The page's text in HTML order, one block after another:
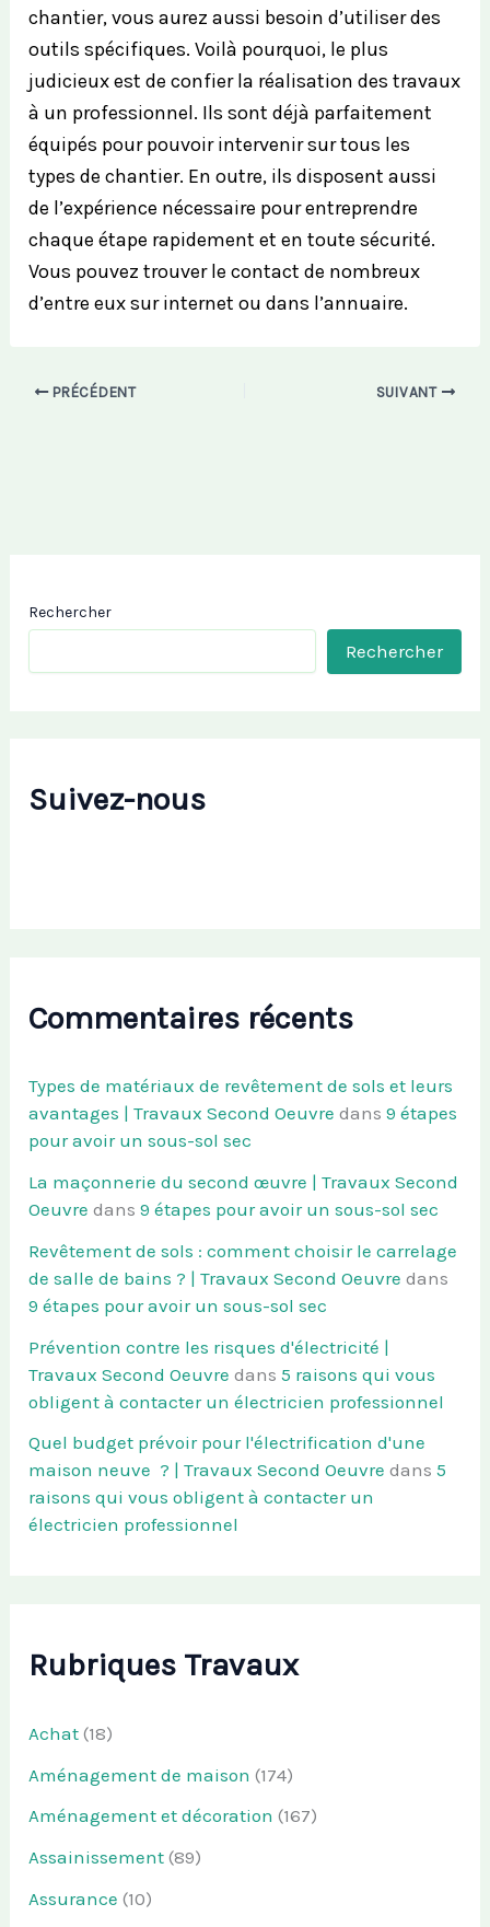
chantier, vous aurez aussi besoin d’utiliser des
outils spécifiques. Voilà pourquoi, le plus
judicieux est de confier la réalisation des travaux
à un professionnel. Ils sont déjà parfaitement
équipés pour pouvoir intervenir sur tous les
types de chantier. En outre, ils disposent aussi
de l’expérience nécessaire pour entreprendre
chaque étape rapidement et en toute sécurité.
Vous pouvez trouver le contact de nombreux
d’entre eux sur internet ou dans l’annuaire.
PRÉCÉDENT SUIVANT
Rechercher
Rechercher
Suivez-nous
Commentaires récents
Types de matériaux de revêtement de sols et leurs
avantages | Travaux Second Oeuvre dans9 étapes
pour avoir un sous-sol sec
La maçonnerie du second œuvre | Travaux Second
Oeuvre dans9 étapes pour avoir un sous-sol sec
Revêtement de sols : comment choisir le carrelage
de salle de bains ? | Travaux Second Oeuvre dans
9 étapes pour avoir un sous-sol sec
Prévention contre les risques d'électricité |
Travaux Second Oeuvre dans5 raisons qui vous
obligent à contacter un électricien professionnel
Quel budget prévoir pour l'électrification d'une
maison neuve ? | Travaux Second Oeuvre dans5
raisons qui vous obligent à contacter un
électricien professionnel
Rubriques Travaux
Achat (18)
Aménagement de maison (174)
Aménagement et décoration (167)
Assainissement (89)
Assurance (10)